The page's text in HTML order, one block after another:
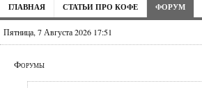
ГЛАВНАЯ СТАТЬИ ПРО КОФЕ ФОРУМ
Пятница, 7 Августа 2026 17:51
Форумы